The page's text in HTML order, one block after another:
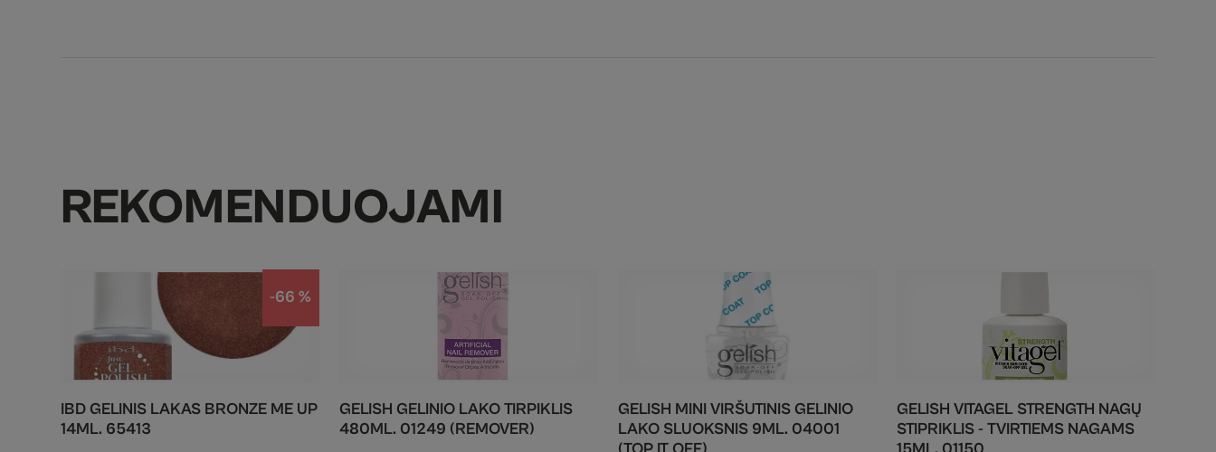
REKOMENDUOJAMI
-66 %
IBD GELINIS LAKAS BRONZE ME UP
14ML. 65413
GELISH GELINIO LAKO TIRPIKLIS
480ML. 01249 (REMOVER)
GELISH MINI VIRŠUTINIS GELINIO
LAKO SLUOKSNIS 9ML. 04001
GELISH VITAGEL STRENGTH NAGŲ
STIPRIKLIS - TVIRTIEMS NAGAMS